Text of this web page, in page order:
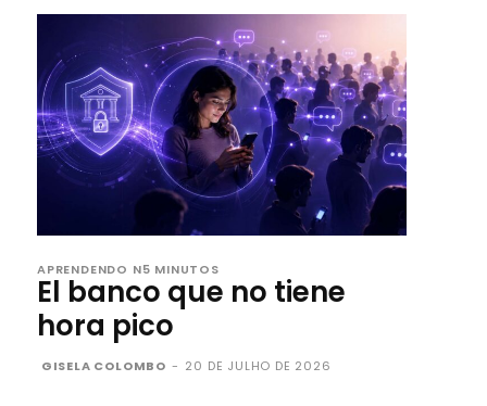
APRENDENDO N5 MINUTOS
El banco que no tiene
hora pico
GISELA COLOMBO - 20 DE JULHO DE 2026